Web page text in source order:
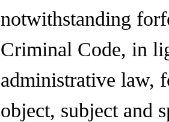
notwithstanding
Criminal Code, in
administrative law,
object, subject and